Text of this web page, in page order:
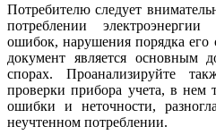
Потребителю следует
потреблении
ошибок, нарушения порядка его
документ является основным
спорах. Проанализируйте
проверки прибора учета, в
ошибки и неточности,
неучтенном потреблении.